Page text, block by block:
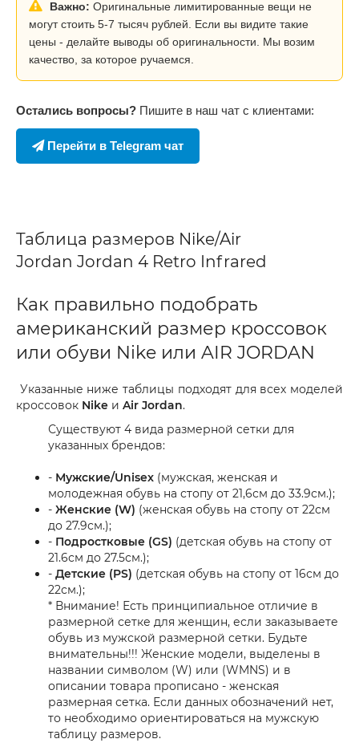
Важно: Оригинальные лимитированные вещи не
могут стоить 5-7 тысяч рублей. Если вы видите такие
цены - делайте выводы об оригинальности. Мы возим
качество, за которое ручаемся.
Остались вопросы? Пишите в наш чат с клиентами:
Перейти в Telegram чат
Таблица размеров Nike/Air
Jordan Jordan 4 Retro Infrared
Как правильно подобрать
американский размер кроссовок
или обуви Nike или AIR JORDAN
Указанные ниже таблицы подходят для всех моделей
кроссовок Nike и Air Jordan.
Существуют 4 вида размерной сетки для
указанных брендов:
- Мужские/Unisex (мужская, женская и
молодежная обувь на стопу от 21,6см до 33.9см.);
- Женские (W) (женская обувь на стопу от 22см
до 27.9см.);
- Подростковые (GS) (детская обувь на стопу от
21.6см до 27.5см.);
- Детские (PS) (детская обувь на стопу от 16см до
22см.);
* Внимание! Есть принципиальное отличие в
размерной сетке для женщин, если заказываете
обувь из мужской размерной сетки. Будьте
внимательны!!! Женские модели, выделены в
названии символом (W) или (WMNS) и в
описании товара прописано - женская
размерная сетка. Если данных обозначений нет,
то необходимо ориентироваться на мужскую
таблицу размеров.